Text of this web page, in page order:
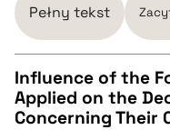
BIBTEX
pobierz cytat
Pełny tekst
CZYSTY TEKST
Influence of the
Applied on the
Concerning Their